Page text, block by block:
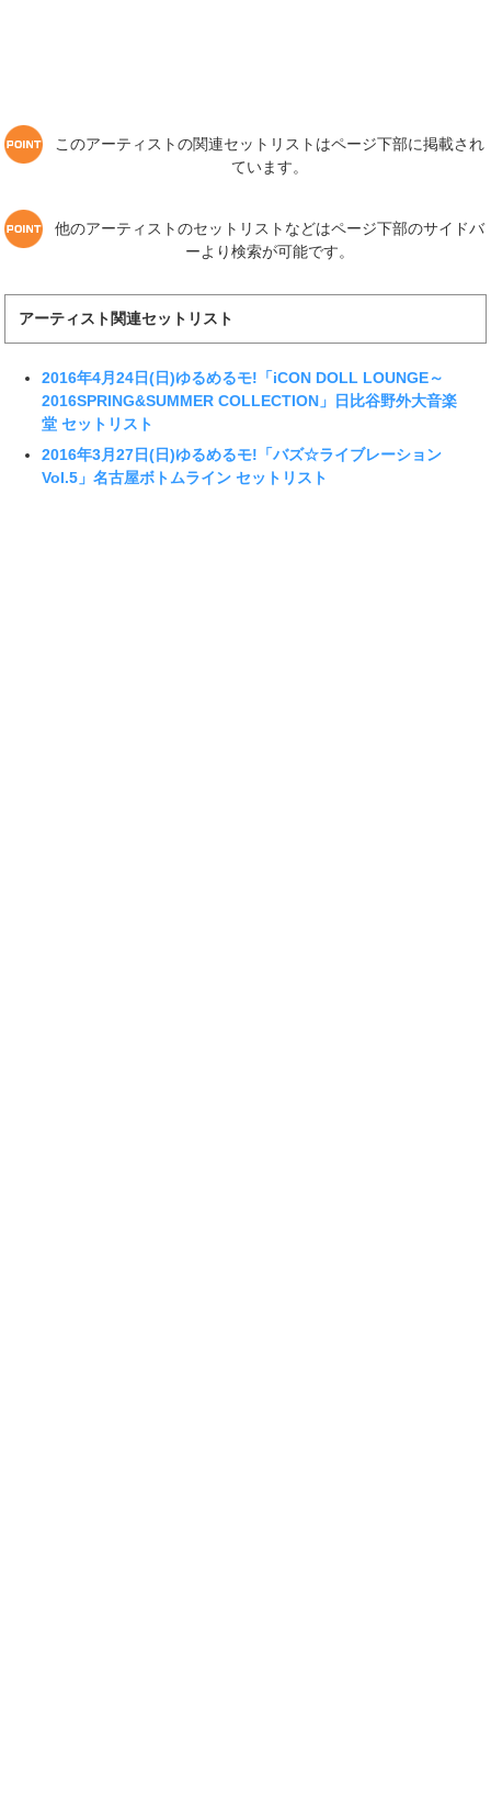
このアーティストの関連セットリストはページ下部に掲載され
ています。
他のアーティストのセットリストなどはページ下部のサイドバ
ーより検索が可能です。
アーティスト関連セットリスト
2016年4月24日(日)ゆるめるモ!「iCON DOLL LOUNGE～
2016SPRING&SUMMER COLLECTION」日比谷野外大音楽
堂 セットリスト
2016年3月27日(日)ゆるめるモ!「バズ☆ライブレーション
Vol.5」名古屋ボトムライン セットリスト